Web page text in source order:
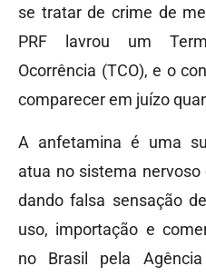
se tratar de crime de
PRF lavrou um
Ocorrência (TCO), e o
comparecer em juízo
A anfetamina é uma
atua no sistema
dando falsa sensação
uso, importação e
no Brasil pela